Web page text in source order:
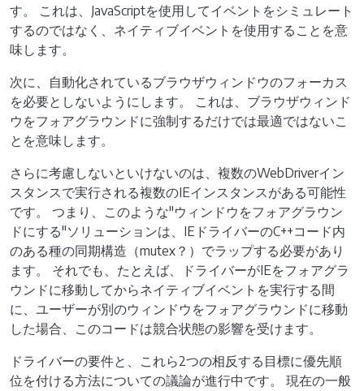
す。 これは、JavaScriptを使用してイベントをシミュレート
するのではなく、ネイティブイベントを使用することを意
味します。
次に、自動化されているブラウザウィンドウのフォーカス
を必要としないようにします。 これは、ブラウザウィンド
ウをフォアグラウンドに強制するだけでは最適ではないこ
とを意味します。
さらに考慮しないといけないのは、複数のWebDriverイン
スタンスで実行される複数のIEインスタンスがある可能性
です。 つまり、このような"ウィンドウをフォアグラウン
ドにする"ソリューションは、IEドライバーのC++コード内
のある種の同期構造（mutex？）でラップする必要があり
ます。 それでも、たとえば、ドライバーがIEをフォアグラ
ウンドに移動してからネイティブイベントを実行する間
に、ユーザーが別のウィンドウをフォアグラウンドに移動
した場合、このコードは競合状態の影響を受けます。
ドライバーの要件と、これら2つの相反する目標に優先順
位を付ける方法についての議論が進行中です。 現在の一般